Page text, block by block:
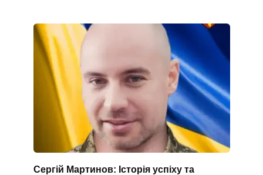
Сергій Мартинов: Історія успіху та